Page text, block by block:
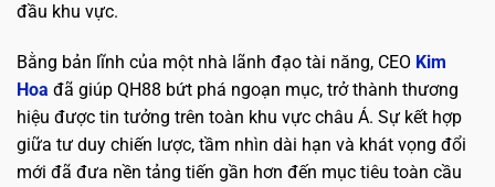
đầu khu vực.
Bằng bản lĩnh của một nhà lãnh đạo tài năng, CEO Kim
Hoa đã giúp QH88 bứt phá ngoạn mục, trở thành thương
hiệu được tin tưởng trên toàn khu vực châu Á. Sự kết hợp
giữa tư duy chiến lược, tầm nhìn dài hạn và khát vọng đổi
mới đã đưa nền tảng tiến gần hơn đến mục tiêu toàn cầu